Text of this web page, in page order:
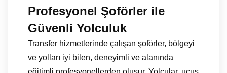
Profesyonel Şoförler ile
Güvenli Yolculuk
Transfer hizmetlerinde çalışan şoförler, bölgeyi
ve yolları iyi bilen, deneyimli ve alanında